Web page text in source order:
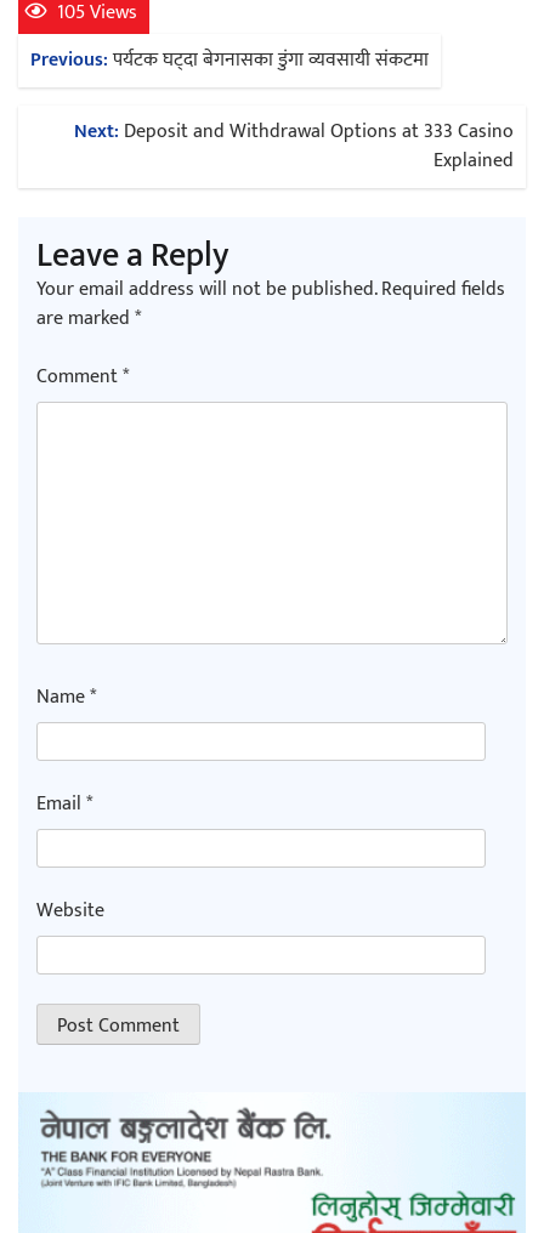
105 Views
Post
navigation
Previous:पर्यटक घट्दा बेगनासका डुंगा व्यवसायी संकटमा
Next: Deposit and Withdrawal Options at 333 Casino
Explained
Leave a Reply
Your email address will not be published.Required fields
are marked*
Comment*
Name*
Email*
Website